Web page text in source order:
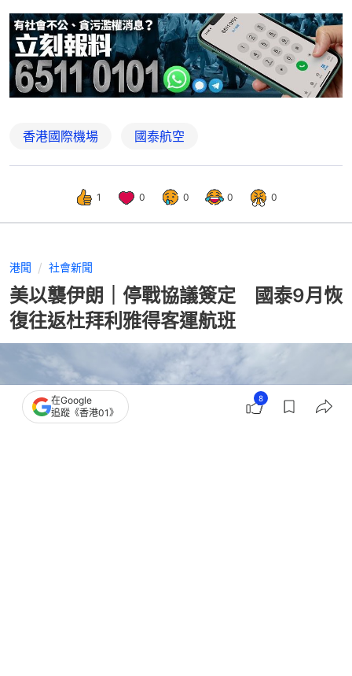
香港國際機場 國泰航空
1 0 0 0 0
港聞 社會新聞
美以襲伊朗｜停戰協議簽定 國泰9月恢
復往返杜拜利雅得客運航班
在Google
追蹤《香港01》
8